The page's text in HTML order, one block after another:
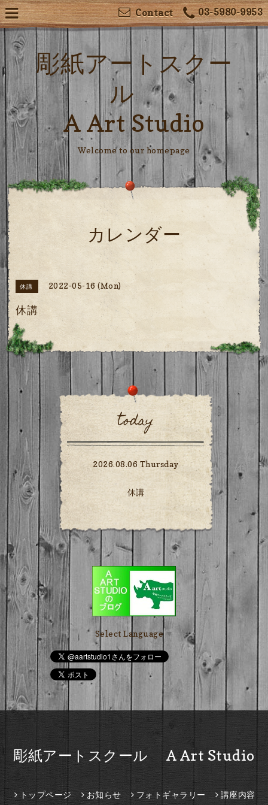
03-5980-9953
Contact
彫紙アートスクー
ル
A Art Studio
Welcome to our homepage
カレンダー
休講 2022-05-16 (Mon)
休講
today
2026.08.06 Thursday
休講
Select Language▼
彫紙アートスクール A Art Studio
トップページ お知らせ フォトギャラリー 講座内容